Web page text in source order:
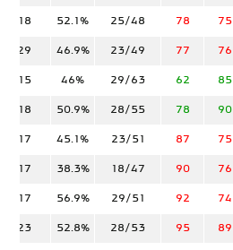
75
78
25/48
52.1%
6/18
76
77
23/49
46.9%
6/29
85
62
29/63
46%
5/15
90
78
28/55
50.9%
6/18
75
87
23/51
45.1%
4/17
76
90
18/47
38.3%
6/17
74
92
29/51
56.9%
2/17
89
95
28/53
52.8%
7/23